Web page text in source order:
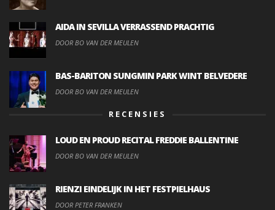
AIDA IN SEVILLA VERRASSEND PRACHTIG
DOOR BO VAN DER MEULEN
BAS-BARITON SUNGMIN PARK WINT BELVEDERE
DOOR BO VAN DER MEULEN
RECENSIES
LOUD EN PROUD RECITAL FREDDIE BALLENTINE
DOOR BO VAN DER MEULEN
RIENZI EINDELIJK IN HET FESTPIELHAUS
DOOR PETER FRANKEN